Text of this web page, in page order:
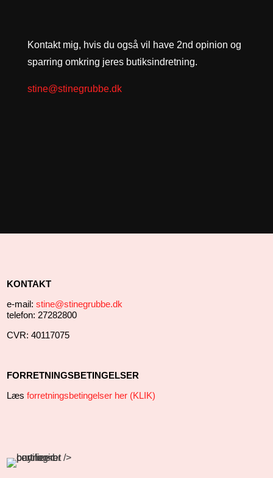
Kontakt mig, hvis du også vil have 2nd opinion og
sparring omkring jeres butiksindretning.
stine@stinegrubbe.dk
KONTAKT
e-mail: stine@stinegrubbe.dk
telefon: 27282800
CVR: 40117075
FORRETNINGSBETINGELSER
Læs forretningsbetingelser her (KLIK)